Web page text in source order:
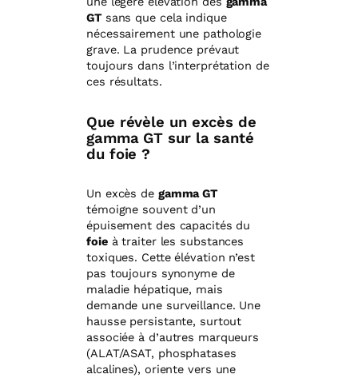
GTsans que cela indique
nécessairement une pathologie
grave. La prudence prévaut
toujours dans l’interprétation de
ces résultats.
Que révèle un excès de
gamma GT sur la santé
du foie ?
Un excès de gamma GT
témoigne souvent d’un
épuisement des capacités du
foieà traiter les substances
toxiques. Cette élévation n’est
pas toujours synonyme de
maladie hépatique, mais
demande une surveillance. Une
hausse persistante, surtout
associée à d’autres marqueurs
(ALAT/ASAT, phosphatases
alcalines), oriente vers une